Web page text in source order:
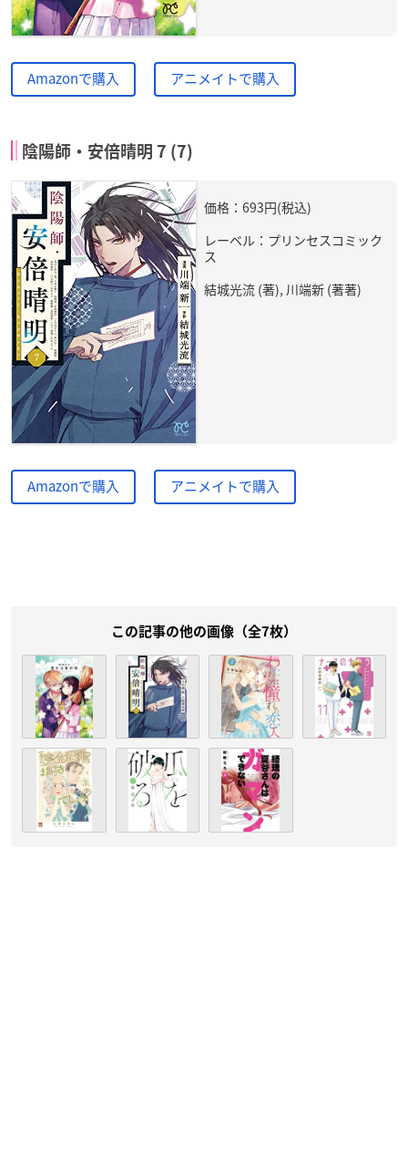
Amazonで購入 アニメイトで購入
陰陽師・安倍晴明 7 (7)
価格：693円(税込)
レーベル：プリンセスコミック
ス
結城光流 (著), 川端新 (著著)
Amazonで購入 アニメイトで購入
この記事の他の画像（全7枚）